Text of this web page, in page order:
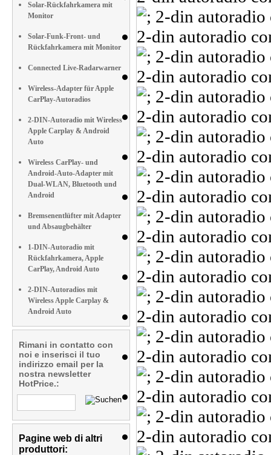
Solar-Rückfahrkamera mit
Monitor
Solar-Funk-Front- und
Rückfahrkamera mit Monitor
Connected Live-Radarwarner
Wireless-Adapter für Apple
CarPlay-Autoradios
2-DIN-Autoradio mit Wireless
Apple Carplay & Android
Auto
Wireless CarPlay- und
Android-Auto-Adapter mit
Dual-WLAN, Bluetooth und
Android
Bremsenentlüfter mit Adapter
und Absaugbehälter
1-DIN-Autoradio mit
Rückfahrkamera, Apple
CarPlay, Android Auto
2-DIN-Autoradios mit
Wireless Apple Carplay &
Android Auto
Rimani in contatto con
noi e inserisci il tuo
indirizzo email per la
nostra newsletter
HotPrice.:
Pagine web di altri
produttori: